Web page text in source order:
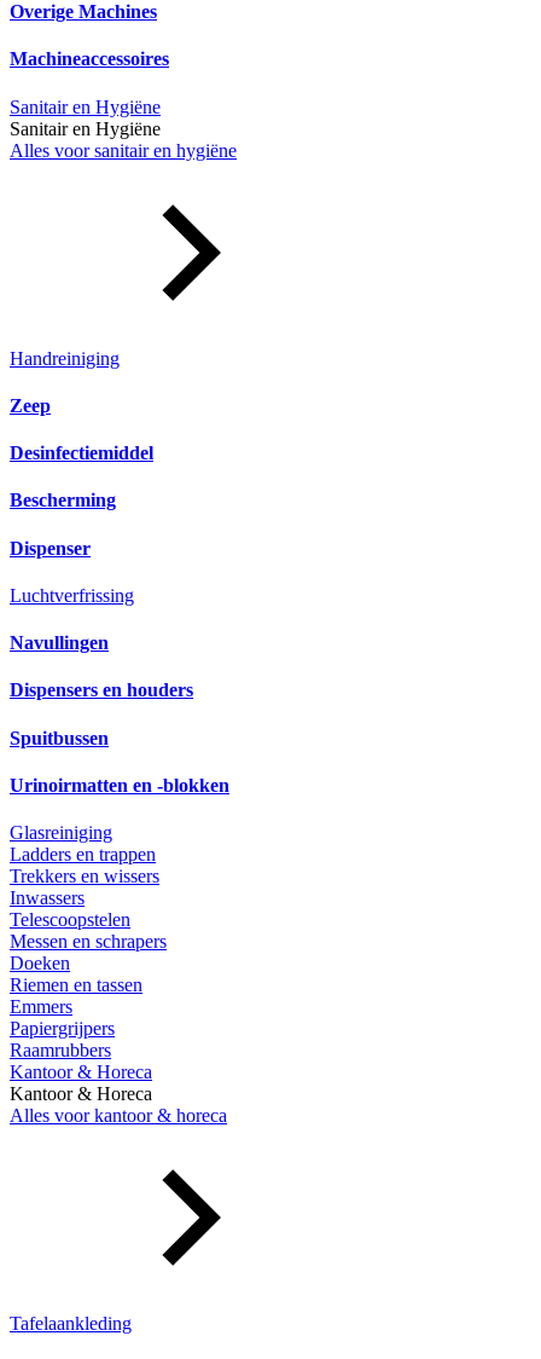
Overige Machines
Machineaccessoires
Sanitair en Hygiëne
Sanitair en Hygiëne
Alles voor sanitair en hygiëne
Handreiniging
Zeep
Desinfectiemiddel
Bescherming
Dispenser
Luchtverfrissing
Navullingen
Dispensers en houders
Spuitbussen
Urinoirmatten en -blokken
Glasreiniging
Ladders en trappen
Trekkers en wissers
Inwassers
Telescoopstelen
Messen en schrapers
Doeken
Riemen en tassen
Emmers
Papiergrijpers
Raamrubbers
Kantoor & Horeca
Kantoor & Horeca
Alles voor kantoor & horeca
Tafelaankleding